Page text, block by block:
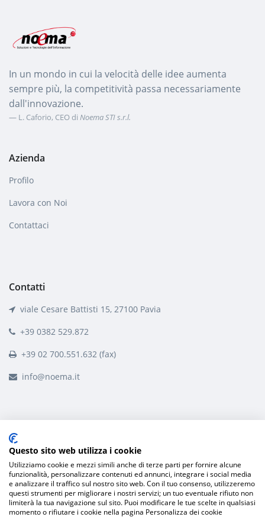
In un mondo in cui la velocità delle idee aumenta
sempre più, la competitività passa necessariamente
dall'innovazione.
L. Caforio, CEO di Noema STI s.r.l.
Azienda
Profilo
Lavora con Noi
Contattaci
Contatti
viale Cesare Battisti 15, 27100 Pavia
+39 0382 529.872
+39 02 700.551.632 (fax)
info@noema.it
Privacy Policy / Sitemap / consulenza
on-premise / Partita IVA: 01899790180
Questo sito web utilizza i cookie
Utilizziamo cookie e mezzi simili anche di terze parti per fornire alcune
funzionalità, personalizzare contenuti ed annunci, integrare i social media
e analizzare il traffico sul nostro sito web. Con il tuo consenso, utilizzeremo
questi strumenti per migliorare i nostri servizi; un tuo eventuale rifiuto non
limiterà la tua navigazione sul sito. Puoi modificare le tue scelte in qualsiasi
momento o rifiutare i cookie nella pagina Personalizza dei cookie